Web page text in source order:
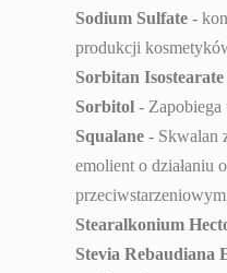
Sodium Sulfate -
produkcji
Sorbitan Isostearate
Sorbitol -
Squalane - Skwalan
emolient o działaniu
Stearalkonium
Stevia Rebaudiana